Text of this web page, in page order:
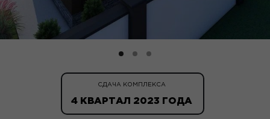
СДАЧА КОМПЛЕКСА
4 КВАРТАЛ 2023 ГОДА